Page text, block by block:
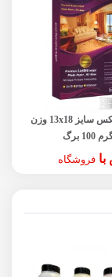
کاغذ لاستر مکس سایز 13x18 وزن
بافروشگاه